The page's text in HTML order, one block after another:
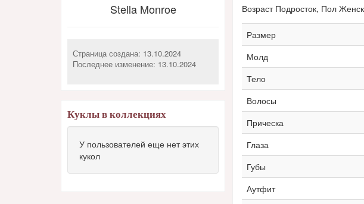
Stella Monroe
Страница создана: 13.10.2024
Последнее изменение: 13.10.2024
Куклы в коллекциях
У пользователей еще нет этих
кукол
Возраст Подросток, Пол
Размер
Молд
Тело
Волосы
Прическа
Глаза
Губы
Аутфит